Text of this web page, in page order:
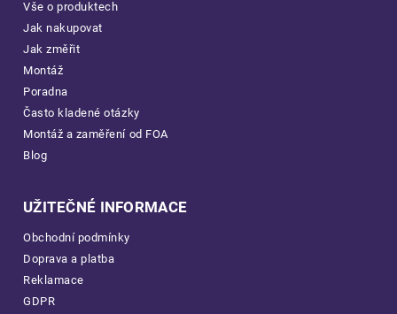
Vše o produktech
Jak nakupovat
Jak změřit
Montáž
Poradna
Často kladené otázky
Montáž a zaměření od FOA
Blog
UŽITEČNÉ INFORMACE
Obchodní podmínky
Doprava a platba
Reklamace
GDPR